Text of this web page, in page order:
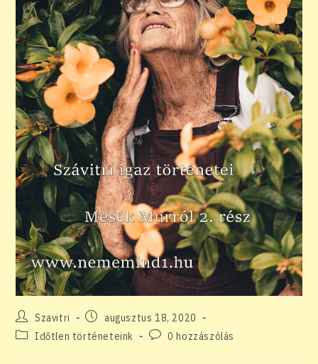
Post
author:
Szavitri
Post
published:
augusztus 18, 2020
PostIdőtlen történeteink
Post0 hozzászólás